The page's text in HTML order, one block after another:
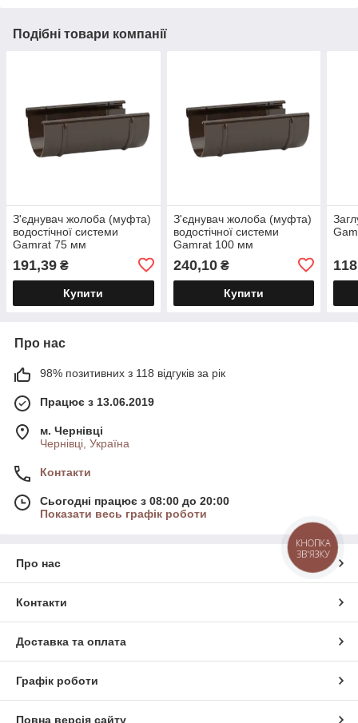
Подібні товари компанії
З'єднувач жолоба (муфта)
водостічної системи
Gamrat 75 мм
191,39 ₴
Купити
З'єднувач жолоба (муфта)
водостічної системи
Gamrat 100 мм
240,10₴
Купити
Про нас
98% позитивних з 118 відгуків за рік
Працює з 13.06.2019
м. Чернівці
Чернівці, Україна
Контакти
Сьогодні працює з 08:00 до 20:00
Показати весь графік роботи
Про нас
Контакти
Доставка та оплата
Графік роботи
Повна версія сайту
КНОПКА
ЗВ'ЯЗКУ